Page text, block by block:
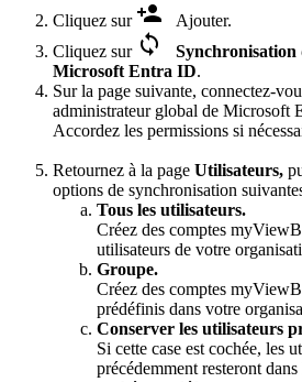
Cliquez sur
Ajouter.
Cliquez sur
Synchronisation
Microsoft Entra ID.
Sur la page suivante, connectez-
administrateur global de Microsoft
Accordez les permissions si
Retournez à la page Utilisateurs,
options de synchronisation
Tous les utilisateurs.
Créez des comptes
utilisateurs de votre
Groupe.
Créez des comptes
prédéfinis dans votre
Conserver les utilisateurs
Si cette case est cochée, les
précédemment resteront